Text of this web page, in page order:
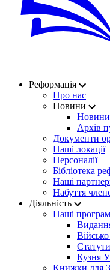
Реформація
Про нас
Новини
Новини
Архів
Документи
Наші локації
Персоналії
Бібліотека
Наші
Набуття
Діяльність
Наші
Кузня
Книжки для